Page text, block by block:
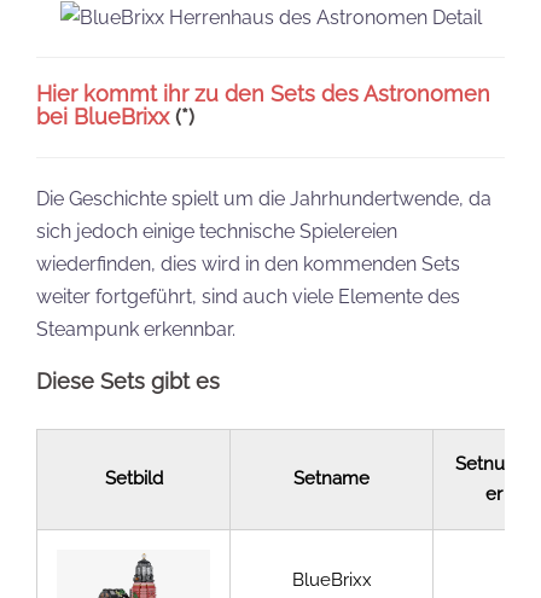
Hier kommt ihr zu den Sets des Astronomen
bei BlueBrixx(*)
Die Geschichte spielt um die Jahrhundertwende, da
sich jedoch einige technische Spielereien
wiederfinden, dies wird in den kommenden Sets
weiter fortgeführt, sind auch viele Elemente des
Steampunk erkennbar.
Diese Sets gibt es
Setbild Setname
Setnumm
er
BlueBrixx